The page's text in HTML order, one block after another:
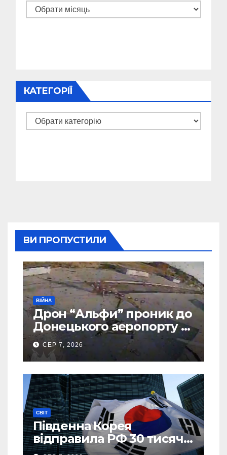
Архіви
КАТЕГОРІЇ
Категорії
ВИ ПРОПУСТИЛИ
ВІЙНА
Дрон “Альфи” проник до
Донецького аеропорту та
спалив “Шахед” ще до
запуску
СЕР 7, 2026
СВІТ
Південна Корея
відправила РФ 30 тисяч
тонн авіапалива